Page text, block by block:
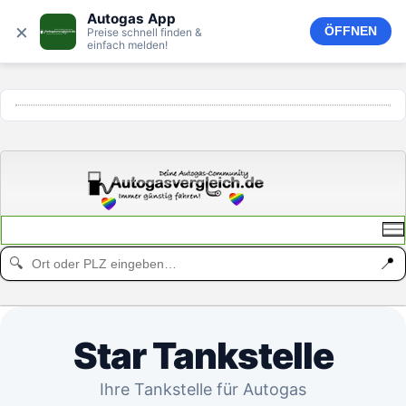
× Autogas App
Preise schnell finden &
einfach melden!
ÖFFNEN
🔍 📍
Star Tankstelle
Ihre Tankstelle für Autogas